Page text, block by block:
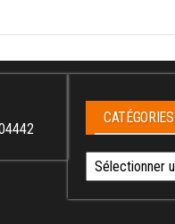
CATÉGORIES
Catégories